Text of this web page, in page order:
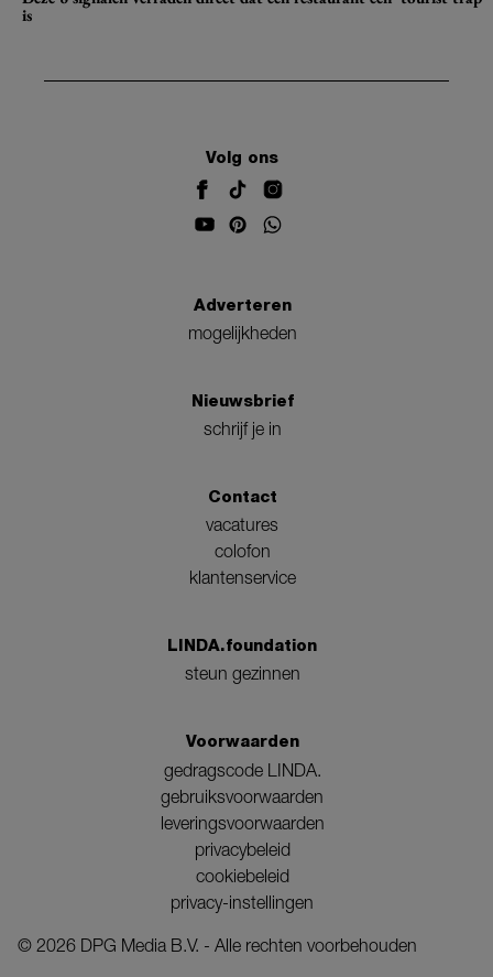
is
Volg ons
Adverteren
mogelijkheden
Nieuwsbrief
schrijf je in
Contact
vacatures
colofon
klantenservice
LINDA.foundation
steun gezinnen
Voorwaarden
gedragscode LINDA.
gebruiksvoorwaarden
leveringsvoorwaarden
privacybeleid
cookiebeleid
privacy-instellingen
© 2026 DPG Media B.V. - Alle rechten voorbehouden